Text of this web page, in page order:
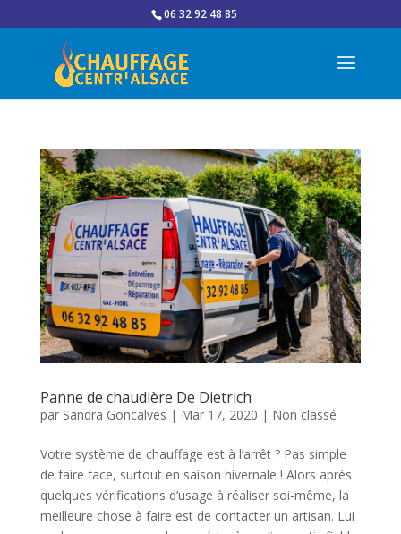
06 32 92 48 85
Panne de chaudière De Dietrich
par Sandra Goncalves | Mar 17, 2020 | Non classé
Votre système de chauffage est à l’arrêt ? Pas simple
de faire face, surtout en saison hivernale ! Alors après
quelques vérifications d’usage à réaliser soi-même, la
meilleure chose à faire est de contacter un artisan. Lui